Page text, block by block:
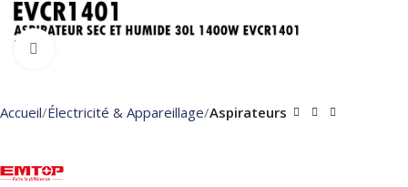
Accueil Électricité & Appareillage Aspirateurs